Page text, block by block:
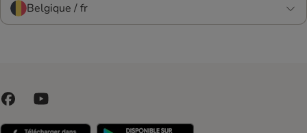
Belgique / fr